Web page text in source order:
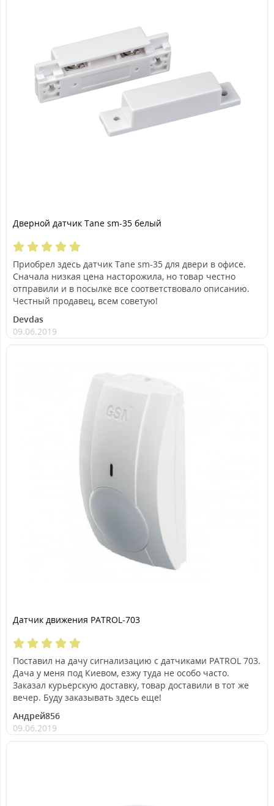
Дверной датчик Tane sm-35 белый
Приобрел здесь датчик Tane sm-35 для двери в офисе.
Сначала низкая цена насторожила, но товар честно
отправили и в посылке все соответствовало описанию.
Честный продавец, всем советую!
Devdas
09.06.2019
Датчик движения PATROL-703
Поставил на дачу сигнализацию с датчиками PATROL 703.
Дача у меня под Киевом, езжу туда не особо часто.
Заказал курьерскую доставку, товар доставили в тот же
вечер. Буду заказывать здесь еще!
Андрей856
09.06.2019